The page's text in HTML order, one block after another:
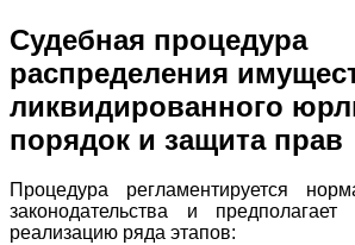
Судебная процедура
распределения
ликвидированного
порядок и защита прав
Процедура регламентируется
законодательства и предполагает
реализацию ряда этапов: